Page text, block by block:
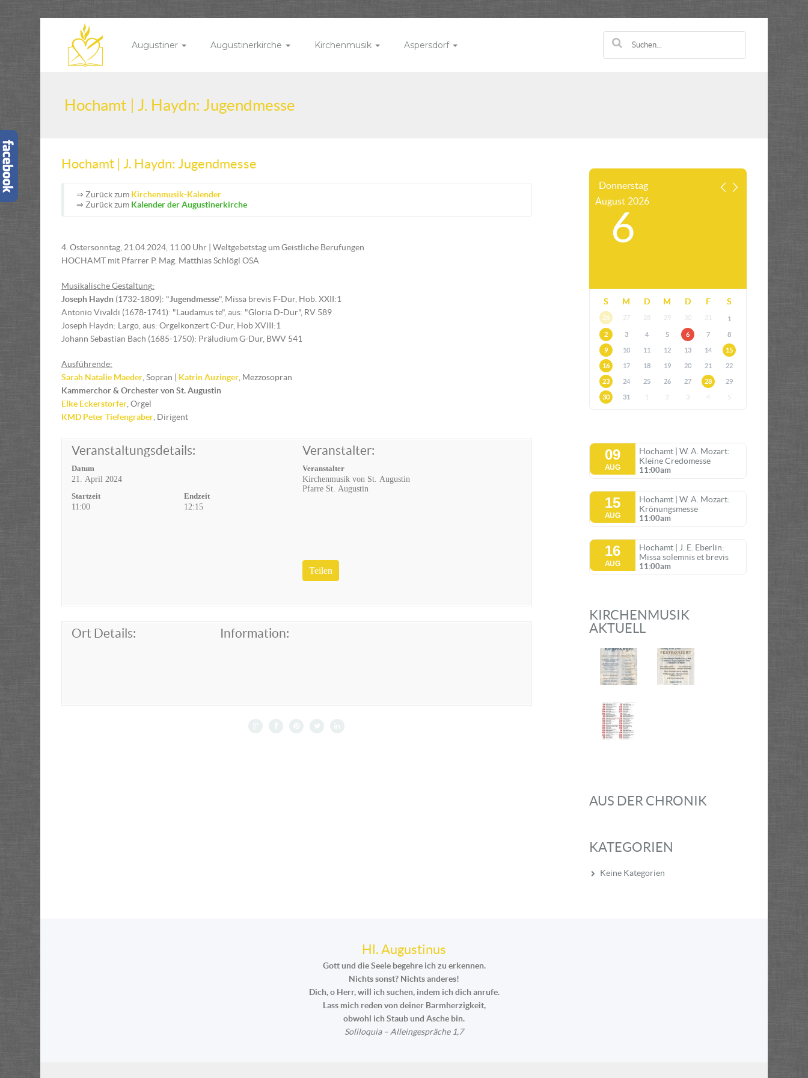
Augustiner Augustinerkirche Kirchenmusik Aspersdorf
Hochamt | J. Haydn: Jugendmesse
Hochamt | J. Haydn: Jugendmesse
⇒ Zurück zum Kirchenmusik-Kalender
⇒ Zurück zum Kalender der Augustinerkirche
4. Ostersonntag, 21.04.2024, 11.00 Uhr | Weltgebetstag um Geistliche Berufungen
HOCHAMT mit Pfarrer P. Mag. Matthias Schlögl OSA
Musikalische Gestaltung:
Joseph Haydn (1732-1809): "Jugendmesse", Missa brevis F-Dur, Hob. XXII:1
Antonio Vivaldi (1678-1741): "Laudamus te", aus: "Gloria D-Dur", RV 589
Joseph Haydn: Largo, aus: Orgelkonzert C-Dur, Hob XVIII:1
Johann Sebastian Bach (1685-1750): Präludium G-Dur, BWV 541
Ausführende:
Sarah Natalie Maeder , Sopran | Katrin Auzinger , Mezzosopran
Kammerchor & Orchester von St. Augustin
Elke Eckerstorfer , Orgel
KMD Peter Tiefengraber , Dirigent
Veranstaltungsdetails:
Datum
21. April 2024
Startzeit
11:00
Endzeit
12:15
Veranstalter:
Veranstalter
Kirchenmusik von St. Augustin
Pfarre St. Augustin
Teilen
Ort Details: Information:
Donnerstag
August 2026
6
S M D M D F S
26 27 28 29 30 31 1
2 3 4 5 6 7 8
9 10 11 12 13 14 15
16 17 18 19 20 21 22
23 24 25 26 27 28 29
30 31 1 2 3 4 5
09
AUG
Hochamt | W. A. Mozart:
Kleine Credomesse
11:00am
15
AUG
Hochamt | W. A. Mozart:
Krönungsmesse
11:00am
16
AUG
Hochamt | J. E. Eberlin:
Missa solemnis et brevis
11:00am
KIRCHENMUSIK
AKTUELL
AUS DER CHRONIK
KATEGORIEN
Keine Kategorien
Hl. Augustinus
Gott und die Seele begehre ich zu erkennen.
Nichts sonst? Nichts anderes!
Dich, o Herr, will ich suchen, indem ich dich anrufe.
Lass mich reden von deiner Barmherzigkeit,
obwohl ich Staub und Asche bin.
Soliloquia – Alleingespräche 1,7